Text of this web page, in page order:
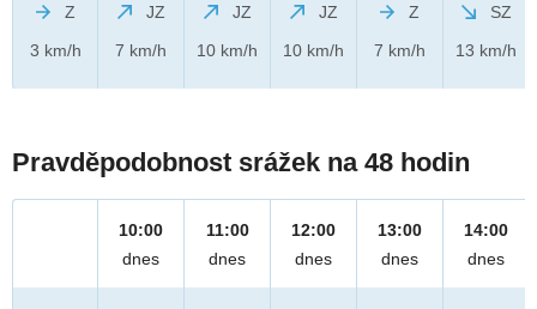
Z
3 km/h
JZ
7 km/h
JZ
10 km/h
JZ
10 km/h
Z
7 km/h
SZ
13 km/h
Pravděpodobnost srážek na 48 hodin
10:00
dnes
11:00
dnes
12:00
dnes
13:00
dnes
14:00
dnes